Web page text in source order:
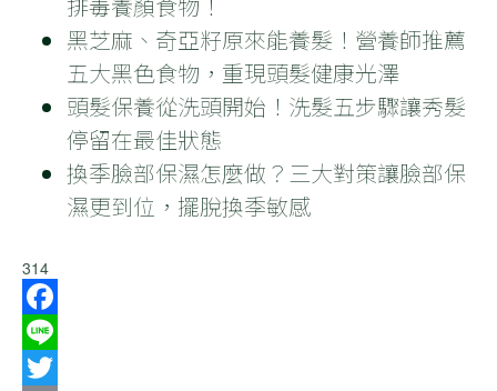
黑芝麻、奇亞籽原來能養髮！營養師推薦
五大黑色食物，重現頭髮健康光澤
頭髮保養從洗頭開始！洗髮五步驟讓秀髮
停留在最佳狀態
換季臉部保濕怎麼做？三大對策讓臉部保
濕更到位，擺脫換季敏感
314
Facebook
Line